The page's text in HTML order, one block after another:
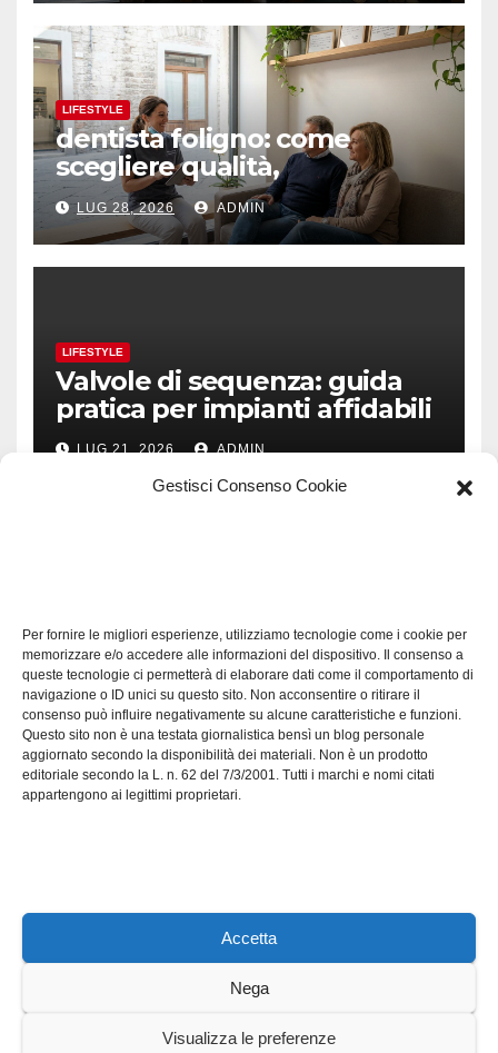
Gestisci Consenso Cookie
Per fornire le migliori esperienze, utilizziamo tecnologie come i cookie per
memorizzare e/o accedere alle informazioni del dispositivo. Il consenso a
queste tecnologie ci permetterà di elaborare dati come il comportamento di
navigazione o ID unici su questo sito. Non acconsentire o ritirare il
consenso può influire negativamente su alcune caratteristiche e funzioni.
Questo sito non è una testata giornalistica bensì un blog personale
aggiornato secondo la disponibilità dei materiali. Non è un prodotto
editoriale secondo la L. n. 62 del 7/3/2001. Tutti i marchi e nomi citati
appartengono ai legittimi proprietari.
Accetta
Nega
Visualizza le preferenze
LIFESTYLE
dentista foligno: come
scegliere qualità,
prevenzione e fiducia
LUG 28, 2026 ADMIN
LIFESTYLE
Valvole di sequenza: guida
pratica per impianti affidabili
LUG 21, 2026 ADMIN
Software manutenzioni:
guida pratica alla scelta
efficace
LUG 17, 2026 ADMIN
Axeleroacademy.it
Sviluppato con orgoglio da WordPress
Themeansar.